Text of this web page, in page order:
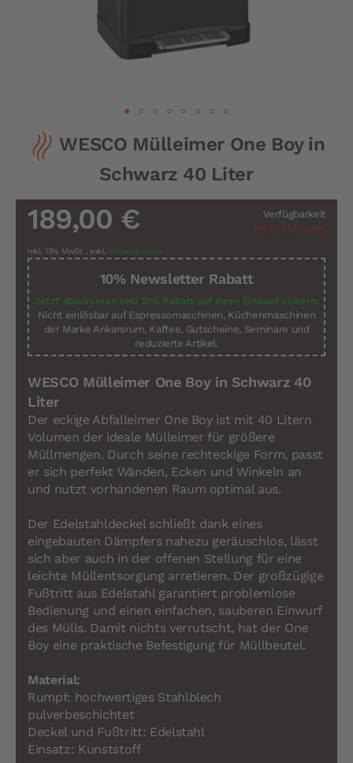
Anfang
WESCO Mülleimer One Boy in
Schwarz 40 Liter
Verfügbarkeit
Nicht auf Lager
189,00 €
Inkl. 19% MwSt. , exkl. Versandkosten
10% Newsletter Rabatt
Jetzt abonnieren und 10% Rabatt auf Ihren Einkauf sichern.
Nicht einlösbar auf Espressomaschinen, Küchenmaschinen
der Marke Ankarsrum, Kaffee, Gutscheine, Seminare und
reduzierte Artikel.
WESCO Mülleimer One Boy in Schwarz 40
Liter
Der eckige Abfalleimer One Boy ist mit 40 Litern
Volumen der ideale Mülleimer für größere
Müllmengen. Durch seine rechteckige Form, passt
er sich perfekt Wänden, Ecken und Winkeln an
und nutzt vorhandenen Raum optimal aus.
Der Edelstahldeckel schließt dank eines
eingebauten Dämpfers nahezu geräuschlos, lässt
sich aber auch in der offenen Stellung für eine
leichte Müllentsorgung arretieren. Der großzügige
Fußtritt aus Edelstahl garantiert problemlose
Bedienung und einen einfachen, sauberen Einwurf
des Mülls. Damit nichts verrutscht, hat der One
Boy eine praktische Befestigung für Müllbeutel.
Material:
Rumpf: hochwertiges Stahlblech
pulverbeschichtet
Deckel und Fußtritt: Edelstahl
Einsatz: Kunststoff